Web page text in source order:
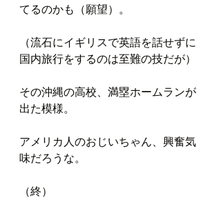
てるのかも（願望）。
（流石にイギリスで英語を話せずに
国内旅行をするのは至難の技だが）
その沖縄の高校、満塁ホームランが
出た模様。
アメリカ人のおじいちゃん、興奮気
味だろうな。
（終）